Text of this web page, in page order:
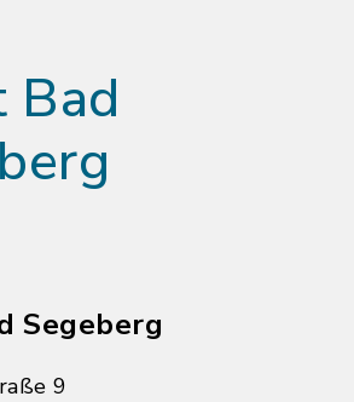
Bad
Segeberg
9